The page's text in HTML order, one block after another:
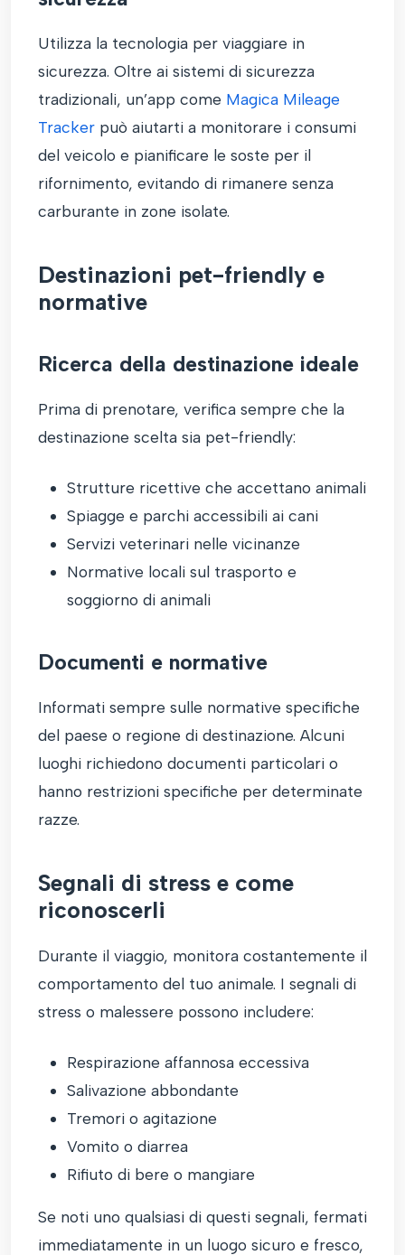
Utilizza la tecnologia per viaggiare in
sicurezza. Oltre ai sistemi di sicurezza
tradizionali, un’app come Magica Mileage
Tracker può aiutarti a monitorare i consumi
del veicolo e pianificare le soste per il
rifornimento, evitando di rimanere senza
carburante in zone isolate.
Destinazioni pet-friendly e
normative
Ricerca della destinazione ideale
Prima di prenotare, verifica sempre che la
destinazione scelta sia pet-friendly:
Strutture ricettive che accettano animali
Spiagge e parchi accessibili ai cani
Servizi veterinari nelle vicinanze
Normative locali sul trasporto e
soggiorno di animali
Documenti e normative
Informati sempre sulle normative specifiche
del paese o regione di destinazione. Alcuni
luoghi richiedono documenti particolari o
hanno restrizioni specifiche per determinate
razze.
Segnali di stress e come
riconoscerli
Durante il viaggio, monitora costantemente il
comportamento del tuo animale. I segnali di
stress o malessere possono includere:
Respirazione affannosa eccessiva
Salivazione abbondante
Tremori o agitazione
Vomito o diarrea
Rifiuto di bere o mangiare
Se noti uno qualsiasi di questi segnali, fermati
immediatamente in un luogo sicuro e fresco,